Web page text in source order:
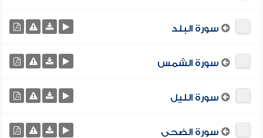
سورة البلد
سورة الشمس
سورة الليل
سورة الضحى